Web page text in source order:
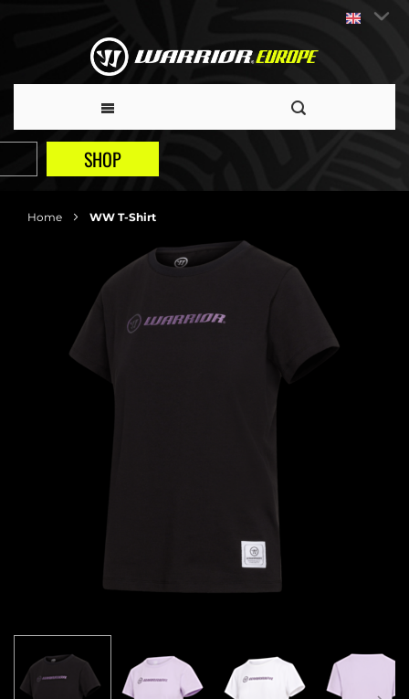
SHOP
Home WW T-Shirt